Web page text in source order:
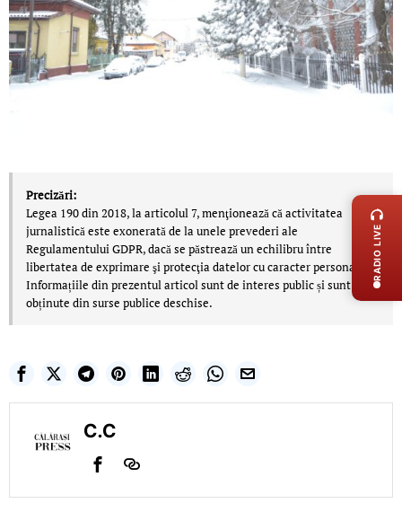
Precizări:
Legea 190 din 2018, la articolul 7, menţionează că activitatea
jurnalistică este exonerată de la unele prevederi ale
Regulamentului GDPR, dacă se păstrează un echilibru între
libertatea de exprimare şi protecţia datelor cu caracter personal.
Informațiile din prezentul articol sunt de interes public și sunt
obținute din surse publice deschise.
C.C
RADIO LIVE